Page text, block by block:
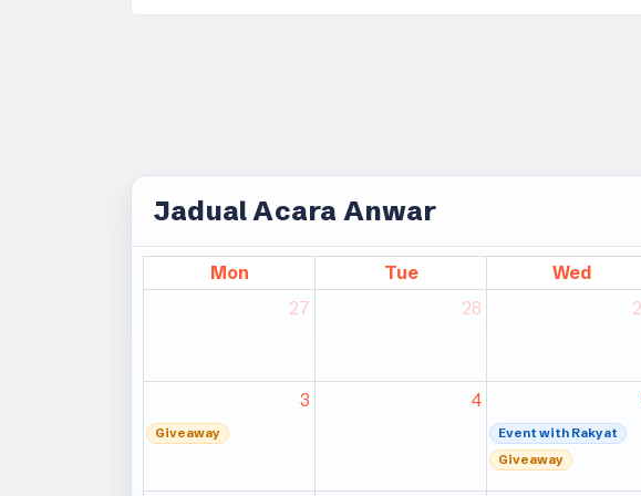
Jadual Acara Anwar
Mon Tue Wed
27
28
3
Giveaway
4
Event with Rakyat
Giveaway